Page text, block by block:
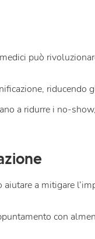
medici può
riducendo
a ridurre i no-
a mitigare
con